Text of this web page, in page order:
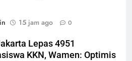
15 jam ago 0
Lepas 4951
KKN, Wamen: Optimis